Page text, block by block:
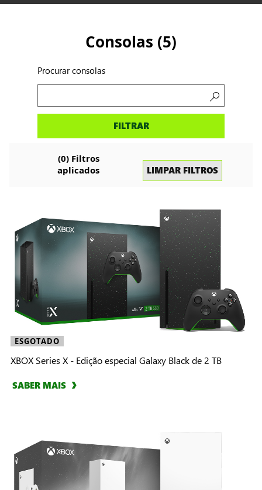
Consolas (5)
Procurar consolas
Procurar
FILTRAR
(0) Filtros
aplicados
LIMPAR FILTROS
ESGOTADO
XBOX Series X - Edição especial Galaxy Black de 2 TB
SABER MAIS